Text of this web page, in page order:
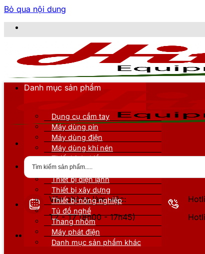
Bỏ qua nội dung
CÔNG TY
Văn phòng làm việc:
T2 - T7 (8h00 - 17h45)
Danh mục sản phẩm
Dụng cụ cầm tay
Máy dùng pin
Máy dùng điện
Máy dùng khí nén
Thiết bị đo kiểm
Thiết bị nâng đỡ
Thiết bị điện lạnh
Thiết bị xây dựng
Thiết bị nông nghiệp
Tủ đồ nghề
Thang nhôm
Máy phát điện
Danh mục sản phẩm khác